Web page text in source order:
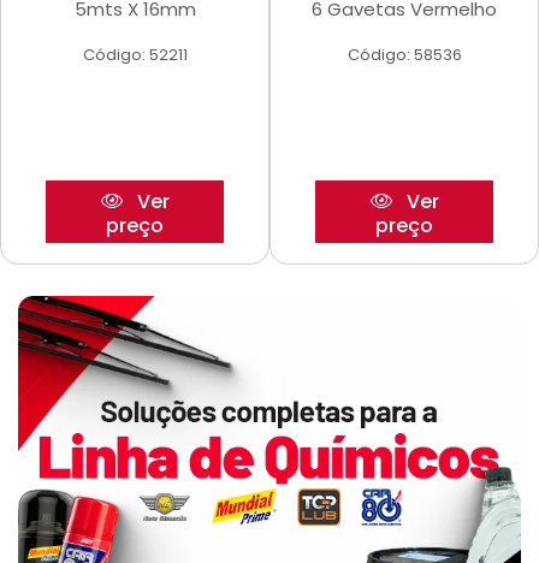
5mts X 16mm
Código: 52211
Ver
preço
6 Gavetas Vermelho
Código: 58536
Ver
preço